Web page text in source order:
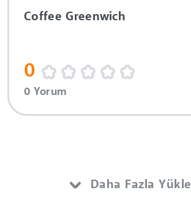
Coffee Greenwich
0
0 Yorum
Daha Fazla Yükle